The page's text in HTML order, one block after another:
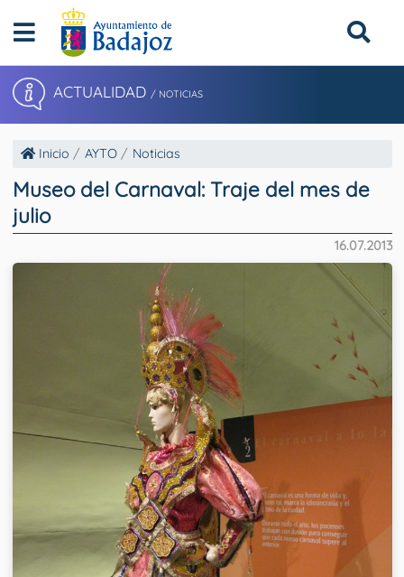
ACTUALIDAD / NOTICIAS
Inicio AYTO Noticias
Museo del Carnaval: Traje del mes de
julio
16.07.2013